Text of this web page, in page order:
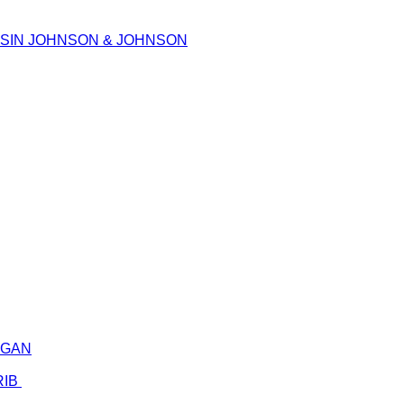
JOHNSON & JOHNSON